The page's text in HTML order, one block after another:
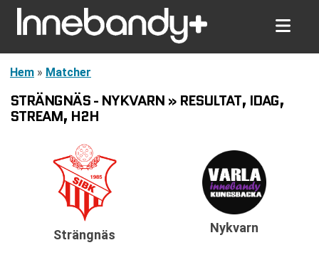
Hem » Matcher
STRÄNGNÄS - NYKVARN » RESULTAT, IDAG,
STREAM, H2H
Strängnäs Nykvarn